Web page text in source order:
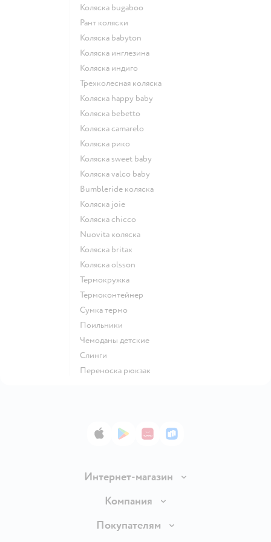
Коляска bugaboo
Рант коляски
Коляска babyton
Коляска инглезина
Коляска индиго
Трехколесная коляска
Коляска happy baby
Коляска bebetto
Коляска camarelo
Коляска рико
Коляска sweet baby
Коляска valco baby
Bumbleride коляска
Коляска joie
Коляска chicco
Nuovita коляска
Коляска britax
Коляска olsson
Термокружка
Термоконтейнер
Сумка термо
Поильники
Чемоданы детские
Слинги
Переноска рюкзак
App StoreGoogle Play
AppGallery
RuStore
Интернет-магазин
Доставка и оплата
Обмен и возврат товара
Компания
О компании
Покупателям